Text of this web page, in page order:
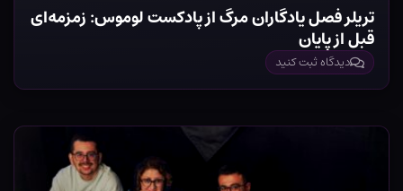
تریلر فصل یادگاران مرگ از پادکست لوموس: زمزمه‌ای
قبل از پایان
دیدگاه ثبت کنید